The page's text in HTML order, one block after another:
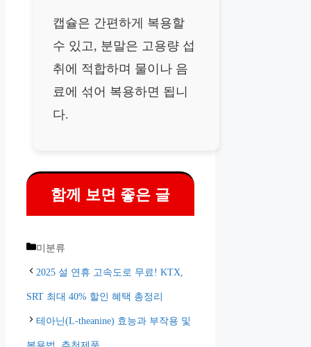
캡슐은 간편하게 복용할
수 있고, 분말은 고용량 섭
취에 적합하며 물이나 음
료에 섞어 복용하면 됩니
다.
함께 보면 좋은 글
카
테
고
리
미분류
2025 설 연휴 고속도로 무료! KTX,
SRT 최대 40% 할인 혜택 총정리
테아닌(L-theanine) 효능과 부작용 및